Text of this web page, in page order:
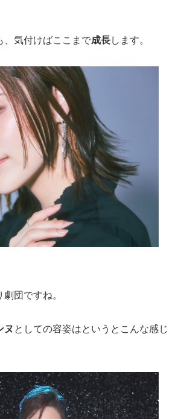
、気付けばここまで成長します。
団ですね。
ヌ としての容姿はというとこんな感じ